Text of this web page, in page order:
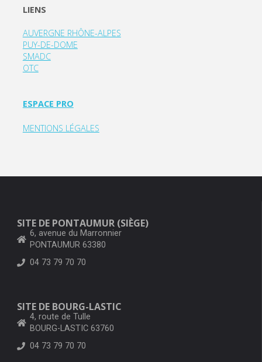
LIENS
AUVERGNE RHÔNE-ALPES
PUY-DE-DOME
SMADC
OTC
ESPACE PRO
MENTIONS LÉGALES
SITE DE PONTAUMUR (SIÈGE)
6, avenue du Marronnier
PONTAUMUR 63380
04 73 79 70 70
SITE DE BOURG-LASTIC
4, route de Tulle
BOURG-LASTIC 63760
04 73 79 70 70